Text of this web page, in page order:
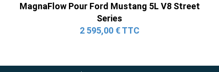
MagnaFlow Pour Ford Mustang 5L V8 Street
Series
2 595,00 € TTC